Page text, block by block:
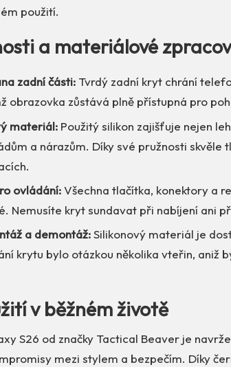
použití.
a materiálové
zadní části: Tvrdý zadní kryt chrání
obrazovka zůstává plně přístupná pro
materiál: Použitý silikon zajišťuje nejen
a nárazům. Díky své pružnosti skvěle
ovládání:Všechna tlačítka, konektory a
Nemusíte kryt sundavat při nabíjení ani
a demontáž:Silikonový materiál je
krytu bylo otázkou několika vteřin, aniž
v běžném životě
S26 od značky Tactical Beaver je
mezi stylem a bezpečím. Díky